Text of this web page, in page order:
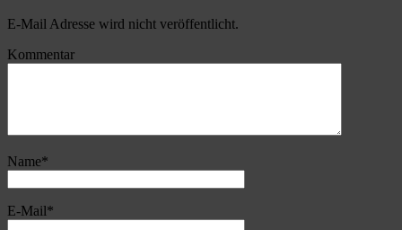
E-Mail Adresse wird nicht veröffentlicht.
Kommentar
Name*
E-Mail*